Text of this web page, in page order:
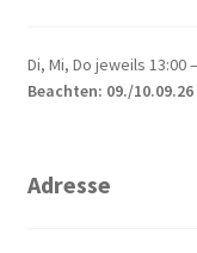
Di, Mi, Do jeweils 13:00
Beachten: 09./
Adresse